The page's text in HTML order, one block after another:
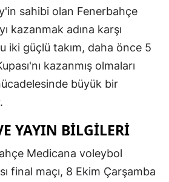
sahibi olan Fenerbahçe
kazanmak adına karşı
iki güçlü takım, daha önce 5
kazanmış olmaları
büyük bir
YAYIN BILGILERI
Medicana voleybol
final maçı, 8 Ekim Çarşamba